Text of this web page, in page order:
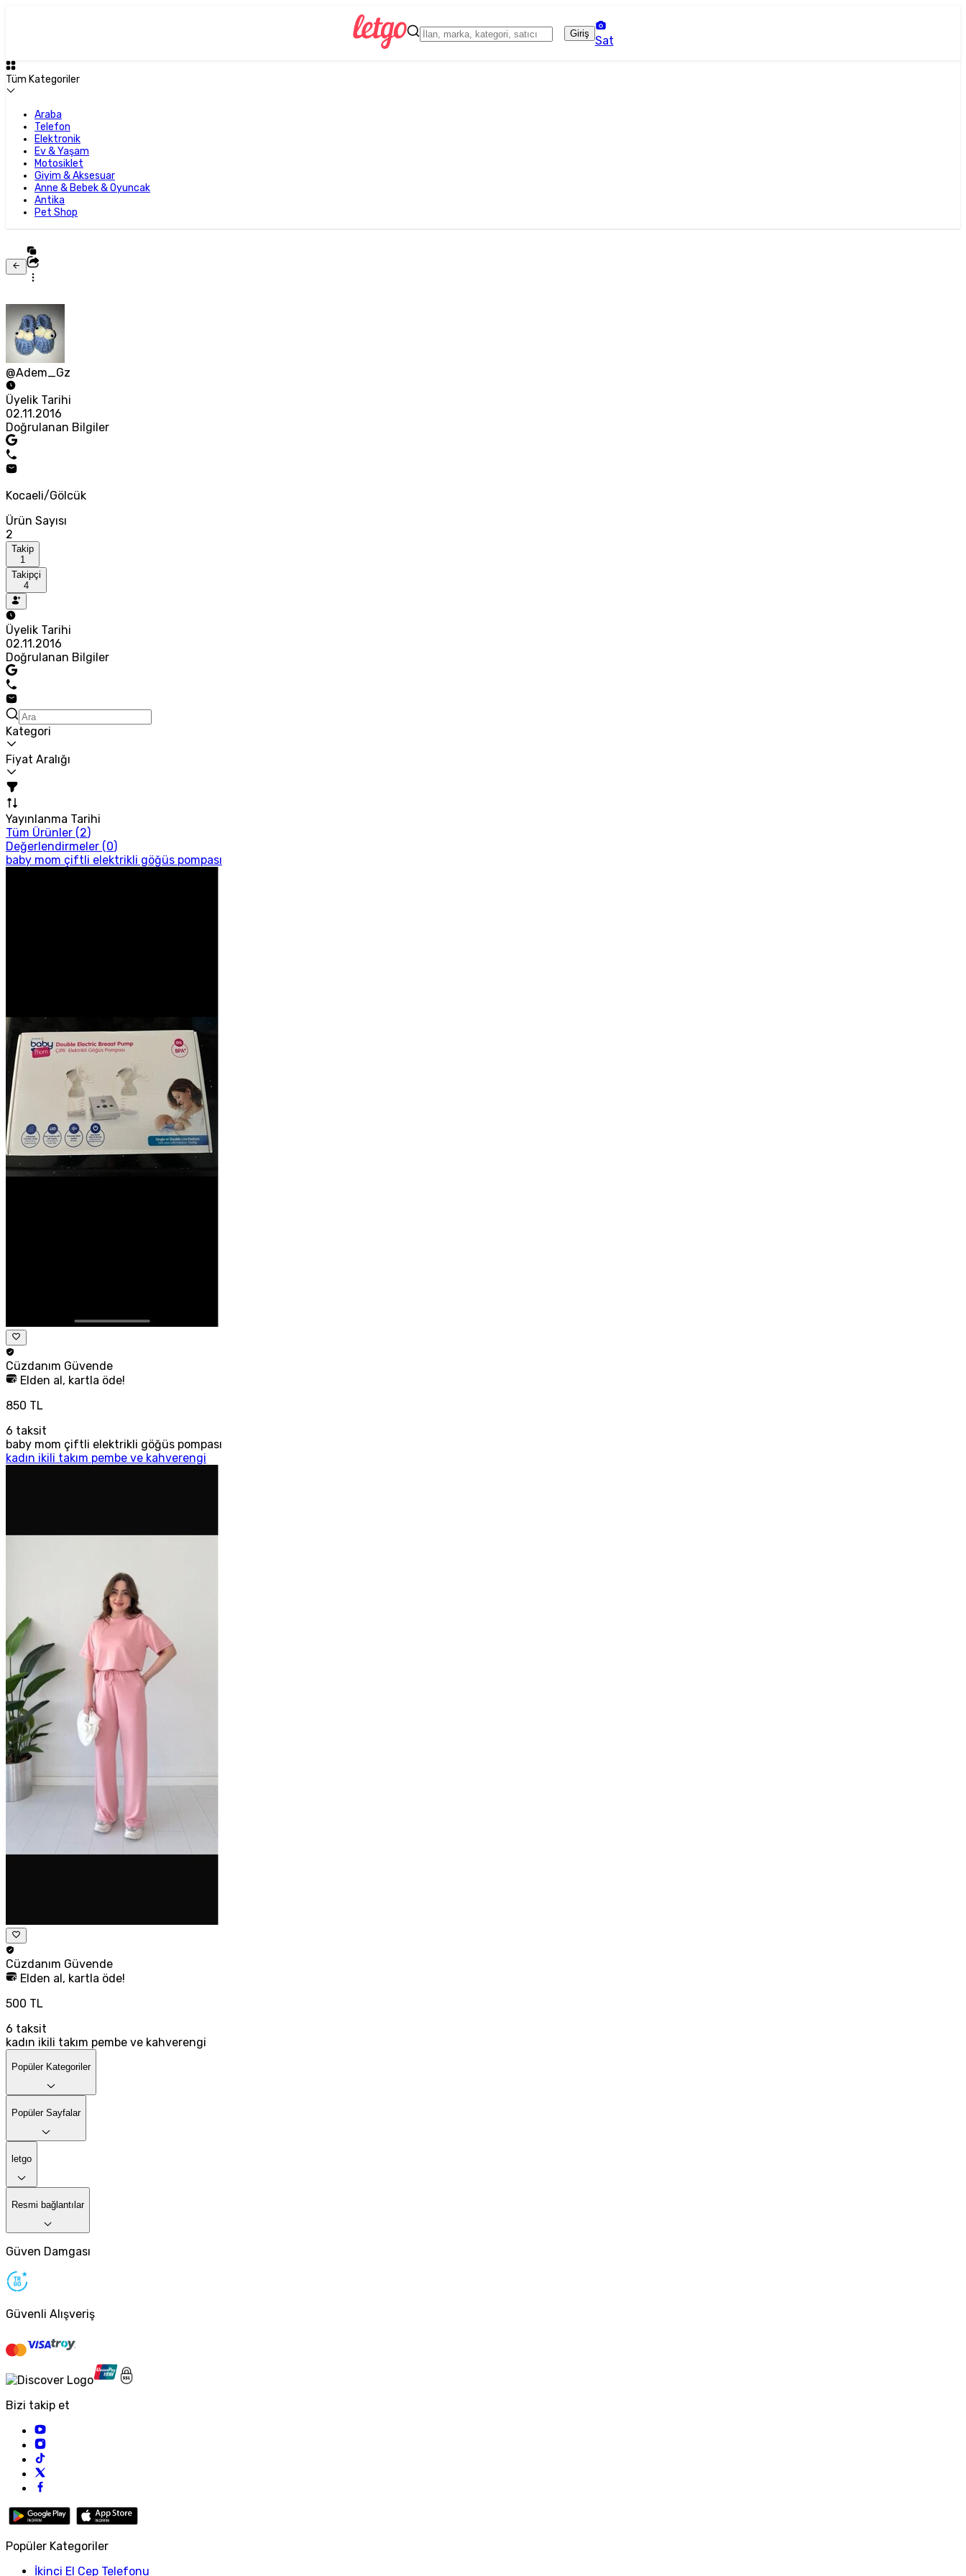
Giriş
Sat
Tüm Kategoriler
Araba
Telefon
Elektronik
Ev & Yaşam
Motosiklet
Giyim & Aksesuar
Anne & Bebek & Oyuncak
Antika
Pet Shop
@Adem_Gz
Üyelik Tarihi
02.11.2016
Doğrulanan Bilgiler
Kocaeli/Gölcük
Ürün Sayısı
2
Takip
1
Takipçi
4
Üyelik Tarihi
02.11.2016
Doğrulanan Bilgiler
Kategori
Fiyat Aralığı
Yayınlanma Tarihi
Tüm Ürünler (2)
Değerlendirmeler (0)
baby mom çiftli elektrikli göğüs pompası
Cüzdanım Güvende
Elden al, kartla öde!
850 TL
6 taksit
baby mom çiftli elektrikli göğüs pompası
kadın ikili takım pembe ve kahverengi
Cüzdanım Güvende
Elden al, kartla öde!
500 TL
6 taksit
kadın ikili takım pembe ve kahverengi
Popüler Kategoriler
Popüler Sayfalar
letgo
Resmi bağlantılar
Güven Damgası
Güvenli Alışveriş
Bizi takip et
Popüler Kategoriler
İkinci El Cep Telefonu